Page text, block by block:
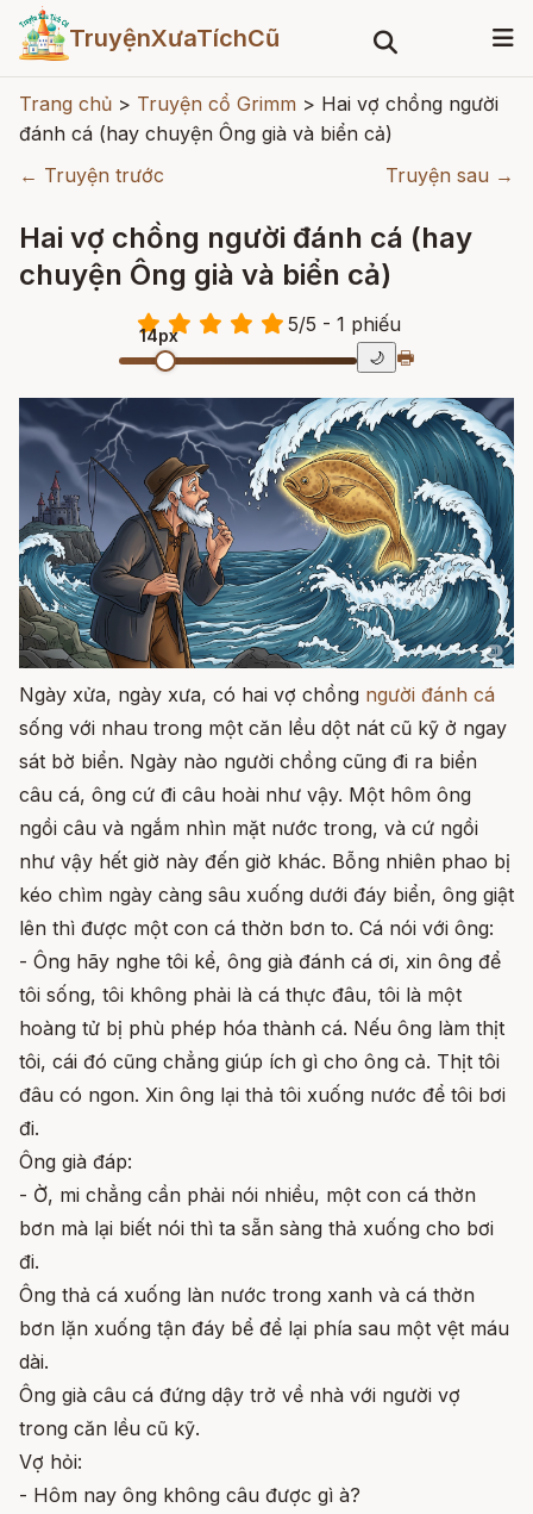
TruyệnXưaTíchCũ
Trang chủ > Truyện cổ Grimm > Hai vợ chồng người
đánh cá (hay chuyện Ông già và biển cả)
← Truyện trước
Truyện sau →
Hai vợ chồng người đánh cá (hay
chuyện Ông già và biển cả)
5/5 - 1 phiếu
14px
🌙 🖶
Ngày xửa, ngày xưa, có hai vợ chồng người đánh cá
sống với nhau trong một căn lều dột nát cũ kỹ ở ngay
sát bờ biển. Ngày nào người chồng cũng đi ra biển
câu cá, ông cứ đi câu hoài như vậy. Một hôm ông
ngồi câu và ngắm nhìn mặt nước trong, và cứ ngồi
như vậy hết giờ này đến giờ khác. Bỗng nhiên phao bị
kéo chìm ngày càng sâu xuống dưới đáy biển, ông giật
lên thì được một con cá thờn bơn to. Cá nói với ông:
- Ông hãy nghe tôi kể, ông già đánh cá ơi, xin ông để
tôi sống, tôi không phải là cá thực đâu, tôi là một
hoàng tử bị phù phép hóa thành cá. Nếu ông làm thịt
tôi, cái đó cũng chẳng giúp ích gì cho ông cả. Thịt tôi
đâu có ngon. Xin ông lại thả tôi xuống nước để tôi bơi
đi.
Ông già đáp:
- Ờ, mi chẳng cần phải nói nhiều, một con cá thờn
bơn mà lại biết nói thì ta sẵn sàng thả xuống cho bơi
đi.
Ông thả cá xuống làn nước trong xanh và cá thờn
bơn lặn xuống tận đáy bể để lại phía sau một vệt máu
dài.
Ông già câu cá đứng dậy trở về nhà với người vợ
trong căn lều cũ kỹ.
Vợ hỏi:
- Hôm nay ông không câu được gì à?